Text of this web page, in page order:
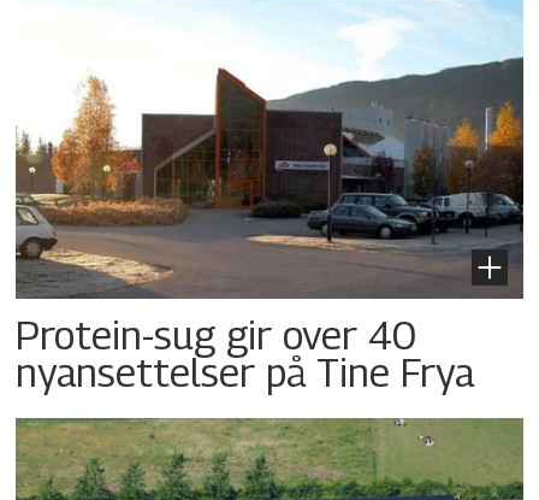
Protein-sug gir over 40
nyansettelser på Tine Frya